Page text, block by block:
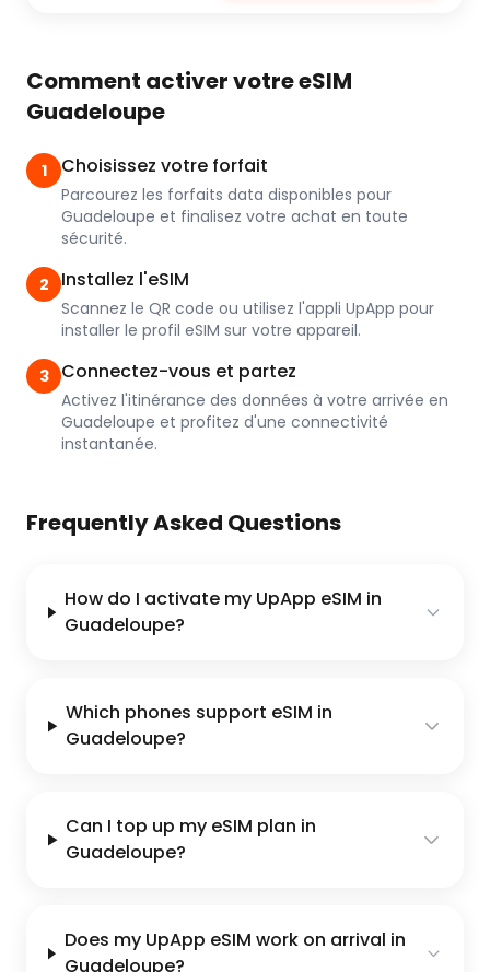
Comment activer votre eSIM
Guadeloupe
1 Choisissez votre forfait
Parcourez les forfaits data disponibles pour
Guadeloupe et finalisez votre achat en toute
sécurité.
2 Installez l'eSIM
Scannez le QR code ou utilisez l'appli UpApp pour
installer le profil eSIM sur votre appareil.
3 Connectez-vous et partez
Activez l'itinérance des données à votre arrivée en
Guadeloupe et profitez d'une connectivité
instantanée.
Frequently Asked Questions
How do I activate my UpApp eSIM in
Guadeloupe?
Which phones support eSIM in
Guadeloupe?
Can I top up my eSIM plan in
Guadeloupe?
Does my UpApp eSIM work on arrival in
Guadeloupe?